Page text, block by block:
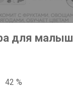
для
42 %